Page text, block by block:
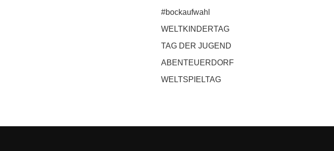
#bockaufwahl
WELTKINDERTAG
TAG DER JUGEND
ABENTEUERDORF
WELTSPIELTAG